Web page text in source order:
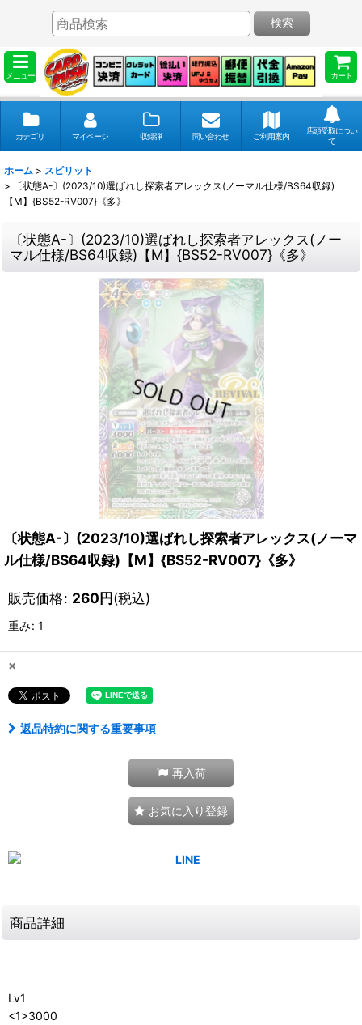
メニュー カート
検索
カテゴリ マイページ 収録弾 問い合わせ ご利用案内
店頭受取につい
て
ホーム > スピリット
>
〔状態A-〕(2023/10)選ばれし探索者アレックス(ノーマル仕様/BS64収録)
【M】{BS52-RV007}《多》
〔状態A-〕(2023/10)選ばれし探索者アレックス(ノー
マル仕様/BS64収録)【M】{BS52-RV007}《多》
〔状態A-〕(2023/10)選ばれし探索者アレックス(ノーマ
ル仕様/BS64収録)【M】{BS52-RV007}《多》
販売価格: 260円(税込)
重み: 1
×
返品特約に関する重要事項
再入荷
お気に入り登録
商品詳細
Lv1
<1>3000